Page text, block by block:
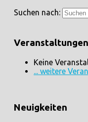
Suchen nach:
Veranstaltungen
Keine
... weitere
Neuigkeiten